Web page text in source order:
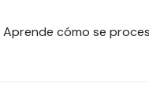
Aprende cómo se